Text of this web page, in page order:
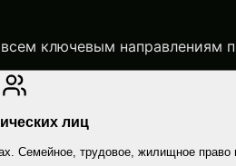
ключевым направлениям
лиц
Семейное, трудовое, жилищное право